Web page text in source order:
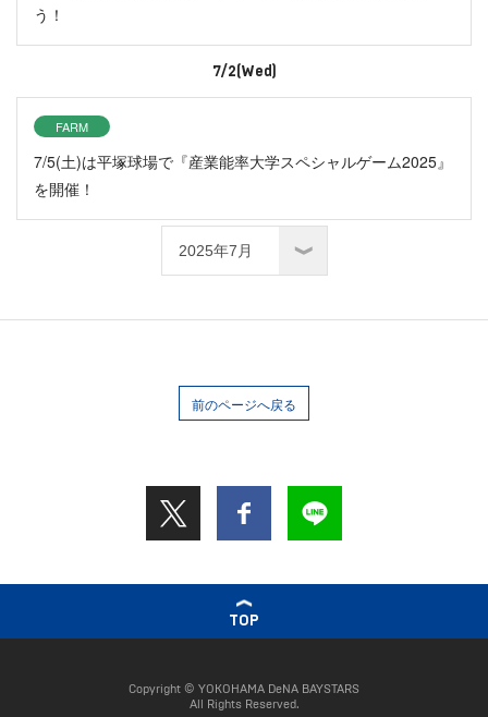
う！
7/2(Wed)
FARM
7/5(土)は平塚球場で『産業能率大学スペシャルゲーム2025』
を開催！
前のページへ戻る
TOP
Copyright © YOKOHAMA DeNA BAYSTARS
All Rights Reserved.